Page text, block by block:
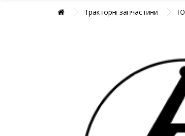
Тракторні запчастини